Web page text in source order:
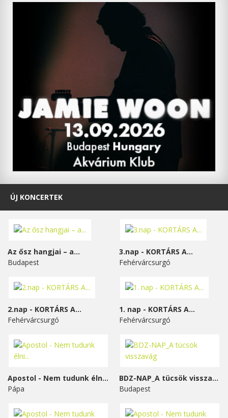
ÚJ KONCERTEK
Az ősz hangjai – a...
Budapest
3.nap - KORTÁRS A...
Fehérvárcsurgó
2.nap - KORTÁRS A...
Fehérvárcsurgó
1. nap - KORTÁRS A...
Fehérvárcsurgó
Apostol - Nem tudunk élni...
Pápa
BDZ-NAP_A tücsök visszavág
Budapest